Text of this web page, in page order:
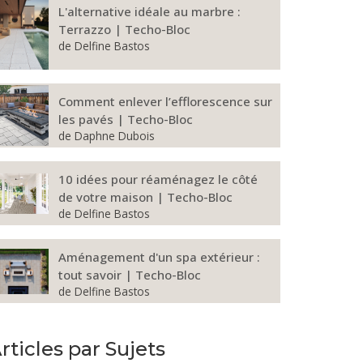
L'alternative idéale au marbre :
Terrazzo | Techo-Bloc
deDelfine Bastos
Comment enlever l’efflorescence sur
les pavés | Techo-Bloc
deDaphne Dubois
10 idées pour réaménagez le côté
de votre maison | Techo-Bloc
deDelfine Bastos
Aménagement d'un spa extérieur :
tout savoir | Techo-Bloc
deDelfine Bastos
par Sujets